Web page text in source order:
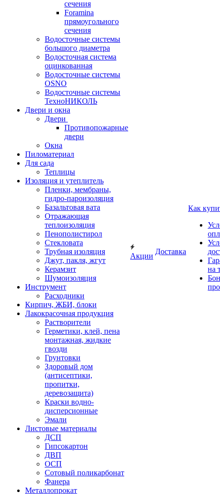
сечения
Foramina
прямоугольного
сечения
Водосточные системы
большого диаметра
Водосточная система
оцинкованная
Водосточные системы
OSNO
Водосточные системы
ТехноНИКОЛЬ
Двери и окна
Двери
Противопожарные
двери
Окна
Пиломатериал
Для сада
Теплицы
Изоляция и утеплитель
Пленки, мембраны,
гидро-пароизоляция
Базальтовая вата
Отражающая
теплоизоляция
Пенополистирол
Стекловата
Трубная изоляция
Джут, пакля, жгут
Керамзит
Шумоизоляция
Инструмент
Расходники
Кирпич, ЖБИ, блоки
Лакокрасочная продукция
Растворители
Герметики, клей, пена
монтажная, жидкие
гвозди
Грунтовки
Здоровый дом
(антисептики,
пропитки,
деревозащита)
Краски водно-
дисперсионные
Эмали
Листовые материалы
ДСП
Гипсокартон
ДВП
ОСП
Сотовый поликарбонат
Фанера
Металлопрокат
Акции
Доставка
Как
на